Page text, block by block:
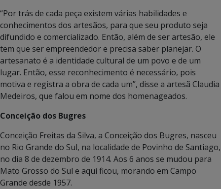
“Por trás de cada peça existem várias habilidades e
conhecimentos dos artesãos, para que seu produto seja
difundido e comercializado. Então, além de ser artesão, ele
tem que ser empreendedor e precisa saber planejar. O
artesanato é a identidade cultural de um povo e de um
lugar. Então, esse reconhecimento é necessário, pois
motiva e registra a obra de cada um”, disse a artesã Claudia
Medeiros, que falou em nome dos homenageados.
Conceição dos Bugres
Conceição Freitas da Silva, a Conceição dos Bugres, nasceu
no Rio Grande do Sul, na localidade de Povinho de Santiago,
no dia 8 de dezembro de 1914. Aos 6 anos se mudou para
Mato Grosso do Sul e aqui ficou, morando em Campo
Grande desde 1957.